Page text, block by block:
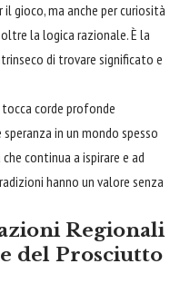
gioco, ma anche per curiosità
la logica razionale. È la
di trovare significato e
corde profonde
in un mondo spesso
continua a ispirare e ad
hanno un valore senza
Regionali
del Prosciutto